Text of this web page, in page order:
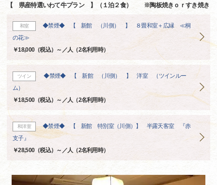
【 県産特選いわて牛プラン 】（１泊２食） ※陶板焼きｏｒすき焼き
和室
◆禁煙◆ 【 新館 （川側） 】 ８畳和室＋広縁 ≪桐
の花≫
￥18,000（税込）～／人（2名利用時）
ツイン
◆禁煙◆ 【 新館 （川側） 】 洋室 （ツインルー
ム）
￥18,500（税込）～／人（2名利用時）
和洋室
◆禁煙◆ 【 新館 特別室（川側）】 半露天客室 『赤
支子』
￥28,500（税込）～／人（2名利用時）